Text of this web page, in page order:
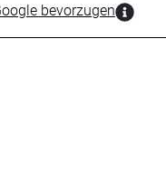
bevorzugen